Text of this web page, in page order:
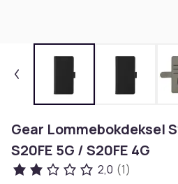
Gear Lommebokdeksel
S20FE 5G / S20FE 4G
2,0 (1)